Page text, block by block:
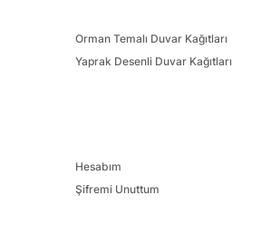
Orman Temalı Duvar Kağıtları
Yaprak Desenli Duvar Kağıtları
Hesabım
Şifremi Unuttum